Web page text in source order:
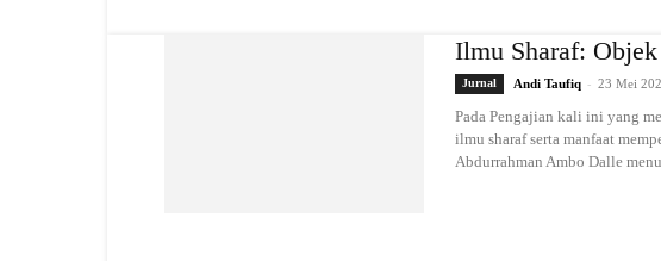
Ilmu Sharaf:
Jurnal Andi Taufiq - 23 Mei
Pada Pengajian kali ini yang
ilmu sharaf serta manfaat
Abdurrahman Ambo Dalle